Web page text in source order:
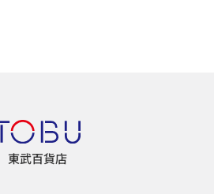
東武百貨店